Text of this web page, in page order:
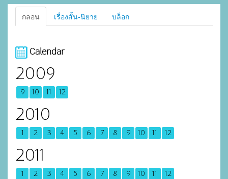
กลอน เรื่องสั้น-นิยาย บล็อก
Calendar
2009
9 10 11 12
2010
1 2 3 4 5 6 7 8 9 10 11 12
2011
1 2 3 4 5 6 7 8 9 10 11 12